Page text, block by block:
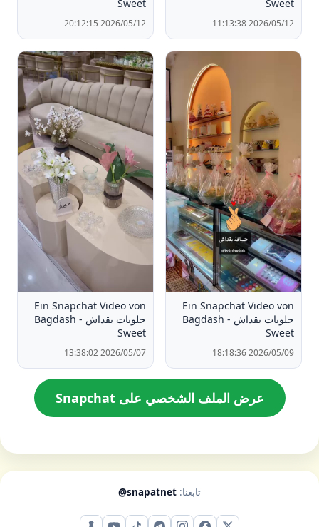
Sweet
2026/05/12 11:13:38
Sweet
2026/05/12 20:12:15
Ein Snapchat Video von
حلويات بقداش - Bagdash
Sweet
2026/05/09 18:18:36
Ein Snapchat Video von
حلويات بقداش - Bagdash
Sweet
2026/05/07 13:38:02
عرض الملف الشخصي على Snapchat
تابعنا: @snapatnet